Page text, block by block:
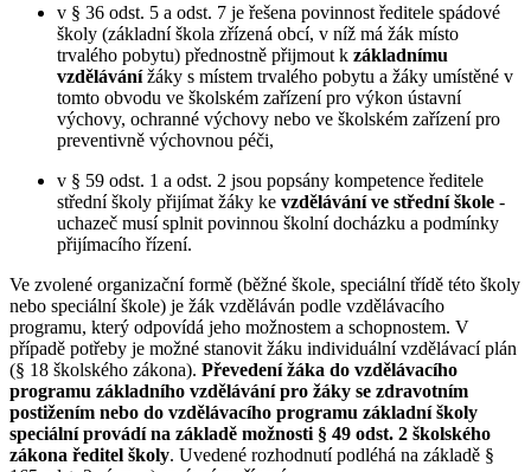
v § 36 odst. 5 a odst. 7 je řešena povinnost ředitele spádové
školy (základní škola zřízená obcí, v níž má žák místo
trvalého pobytu) přednostně přijmout k základnímu
vzdělávánížáky s místem trvalého pobytu a žáky umístěné v
tomto obvodu ve školském zařízení pro výkon ústavní
výchovy, ochranné výchovy nebo ve školském zařízení pro
preventivně výchovnou péči,
v § 59 odst. 1 a odst. 2 jsou popsány kompetence ředitele
střední školy přijímat žáky ke vzdělávání ve střední škole -
uchazeč musí splnit povinnou školní docházku a podmínky
přijímacího řízení.
Ve zvolené organizační formě (běžné škole, speciální třídě této školy
nebo speciální škole) je žák vzděláván podle vzdělávacího
programu, který odpovídá jeho možnostem a schopnostem. V
případě potřeby je možné stanovit žáku individuální vzdělávací plán
(§ 18 školského zákona). Převedení žáka do vzdělávacího
programu základního vzdělávání pro žáky se zdravotním
postižením nebo do vzdělávacího programu základní školy
speciální provádí na základě možnosti § 49 odst. 2 školského
zákona ředitel školy. Uvedené rozhodnutí podléhá na základě §